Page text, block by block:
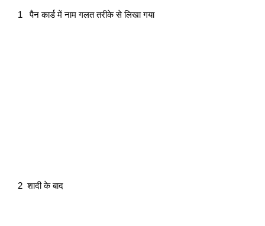
1   पैन कार्ड में नाम गलत तरीके से लिखा गया
2  शादी के बाद